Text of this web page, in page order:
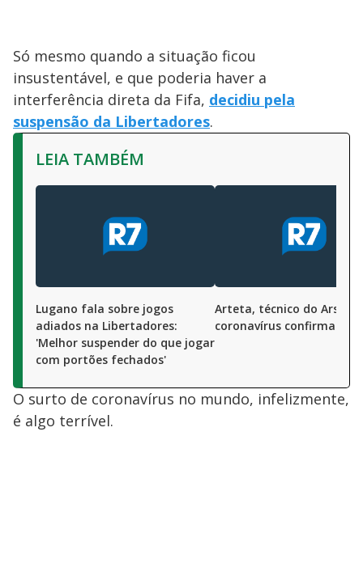
Só mesmo quando a situação ficou
insustentável, e que poderia haver a
interferência direta da Fifa, decidiu pela
suspensão da Libertadores.
LEIA TAMBÉM
Lugano fala sobre jogos
adiados na Libertadores:
'Melhor suspender do que jogar
com portões fechados'
Arteta, técnico do
coronavírus confirmado
O surto de coronavírus no mundo, infelizmente,
é algo terrível.